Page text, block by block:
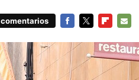
MAIL